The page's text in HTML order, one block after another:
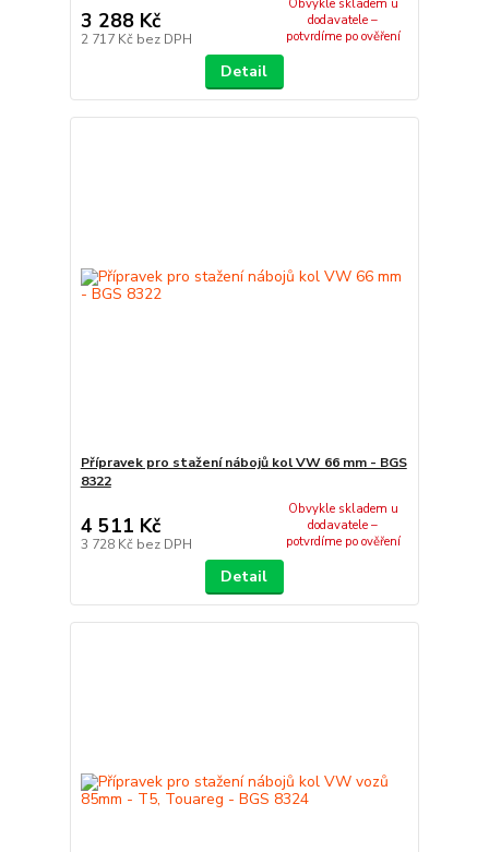
3 288 Kč
2 717 Kč bez DPH
Obvykle skladem u
dodavatele –
potvrdíme po ověření
Detail
Přípravek pro stažení nábojů kol VW 66 mm - BGS
8322
4 511 Kč
3 728 Kč bez DPH
Obvykle skladem u
dodavatele –
potvrdíme po ověření
Detail